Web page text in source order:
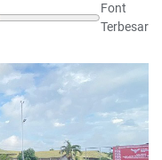
Font
Terbesar